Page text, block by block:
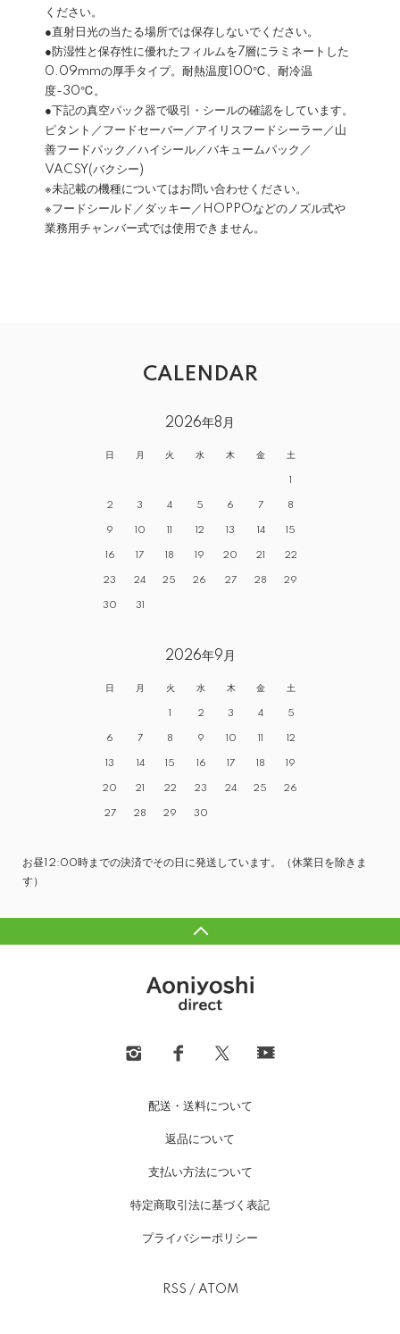
ください。
●直射日光の当たる場所では保存しないでください。
●防湿性と保存性に優れたフィルムを7層にラミネートした
0.09mmの厚手タイプ。耐熱温度100℃、耐冷温
度-30℃。
●下記の真空パック器で吸引・シールの確認をしています。
ピタント／フードセーバー／アイリスフードシーラー／山
善フードパック／ハイシール／バキュームパック／
VACSY(バクシー)
※未記載の機種についてはお問い合わせください。
※フードシールド／ダッキー／HOPPOなどのノズル式や
業務用チャンバー式では使用できません。
CALENDAR
2026年8月
日 月 火 水 木 金 土
1
2 3 4 5 6 7 8
9 10 11 12 13 14 15
16 17 18 19 20 21 22
23 24 25 26 27 28 29
30 31
2026年9月
日 月 火 水 木 金 土
1 2 3 4 5
6 7 8 9 10 11 12
13 14 15 16 17 18 19
20 21 22 23 24 25 26
27 28 29 30
お昼12:00時までの決済でその日に発送しています。（休業日を除きま
す）
配送・送料について
返品について
支払い方法について
特定商取引法に基づく表記
プライバシーポリシー
RSS / ATOM